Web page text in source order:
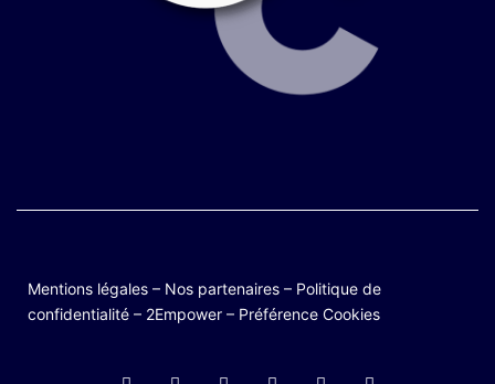
Mentions légales – Nos partenaires – Politique de
confidentialité – 2Empower – Préférence Cookies